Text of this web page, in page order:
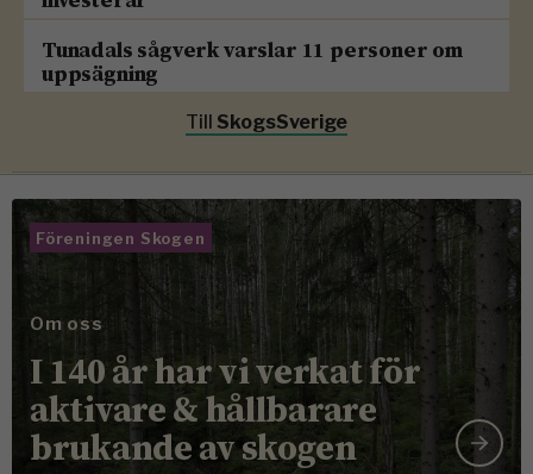
Tunadals sågverk varslar 11 personer om
uppsägning
Till SkogsSverige
Föreningen Skogen
Om oss
I 140 år har vi verkat för
aktivare & hållbarare
brukande av skogen